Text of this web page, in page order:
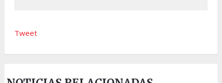
Tweet